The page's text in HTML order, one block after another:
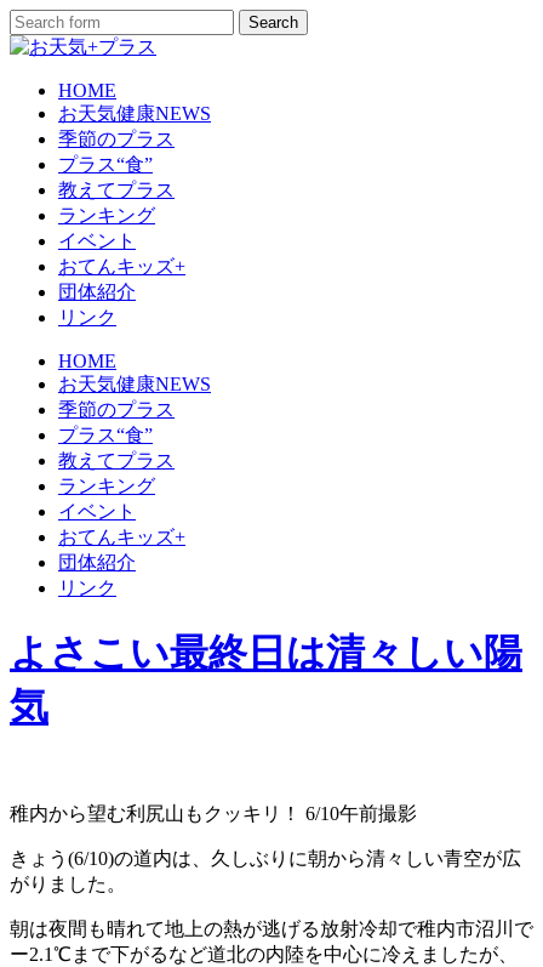
HOME
お天気健康NEWS
季節のプラス
プラス“食”
教えてプラス
ランキング
イベント
おてんキッズ+
団体紹介
リンク
HOME
お天気健康NEWS
季節のプラス
プラス“食”
教えてプラス
ランキング
イベント
おてんキッズ+
団体紹介
リンク
よさこい最終日は清々しい陽
気
稚内から望む利尻山もクッキリ！ 6/10午前撮影
きょう(6/10)の道内は、久しぶりに朝から清々しい青空が広
がりました。
朝は夜間も晴れて地上の熱が逃げる放射冷却で稚内市沼川で
ー2.1℃まで下がるなど道北の内陸を中心に冷えましたが、